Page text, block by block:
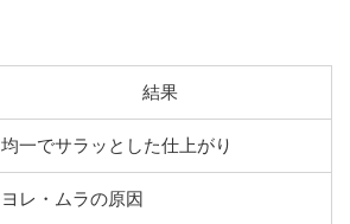
結果
均一でサラッとした仕上がり
ヨレ・ムラの原因